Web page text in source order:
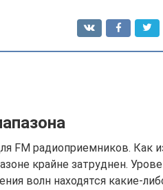
FM радиоприемников. Как
крайне затруднен.
волн находятся какие-